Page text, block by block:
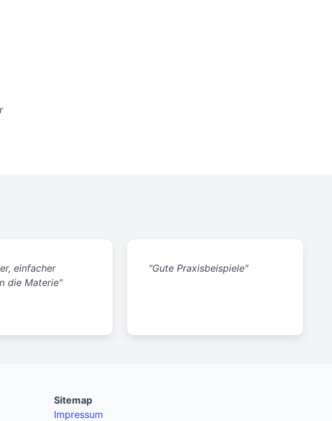
einfacher
die Materie"
"Gute Praxisbeispiele"
Sitemap
Impressum